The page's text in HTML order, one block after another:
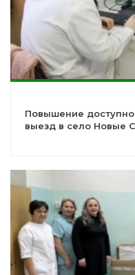
Повышение
выезд в село Новые